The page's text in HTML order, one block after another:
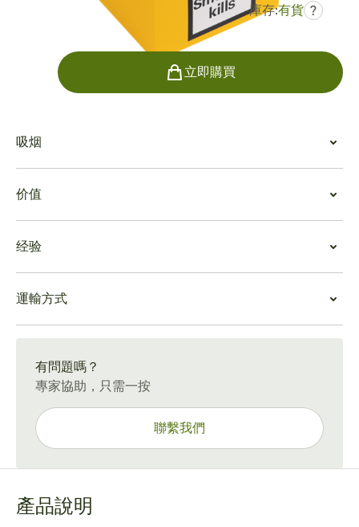
HK$3,323.06 曾是 HK$4,741.62
庫存:有貨 ?
立即購買
吸烟
高希霸世紀2號雪茄 雪茄提供完美的外觀和結構良好的繪
圖。甜美、花香和泥土的香氣撲鼻而來，而冷飲則呈現出
就會形成柔和、中等酒體的特徵。
高希霸世紀2號雪茄的口感呈現出濃鬱的巧克力、雪松、
皮革和鹹焦糖的味道。蜂蜜烤堅果、咖啡豆和甜香草的味
价值
高希霸世紀系列，特別是世紀2號，為古巴雪茄吸煙體驗
帶來了巨大的價值。雖然價格不便宜，但每件雪茄都提供
了享受正宗高希霸雪茄的奢華和品質的機會，而無需像更
大、更昂貴的高希霸雪茄那樣需要時間和預算。
高希霸世紀2號雪茄 雪茄將尺寸、價值和煙霧品質完美結
擇。此外，雪茄非常適合喜歡醇厚的頂級古巴雪茄的人。
经验
高希霸世紀2號雪茄為您帶來一段寧靜、流暢、美味的古
巴高希霸雪茄世界之旅。雪茄的巨大價值、多功能性和品
何。
高希霸世紀2號雪茄 雪茄採用方便的包裝，每包 5 支。因
此，雪茄是旅途中雪茄吸煙者的最佳選擇。您可以將這些
令人愉悅的珍寶放在手邊，並隨時準備與您最喜歡的飲料
搭配。
運輸方式
有問題嗎？
專家協助，只需一按
聯繫我們
產品說明